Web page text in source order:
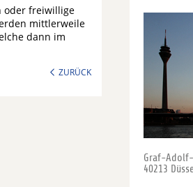
oder freiwillige
mittlerweile
dann im
ZURÜCK
Graf-
40213